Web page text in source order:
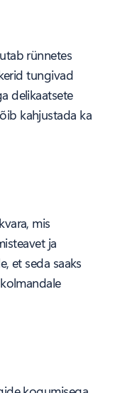
rünnetes
tungivad
delikaatsete
kahjustada ka
mis
ja
et seda saaks